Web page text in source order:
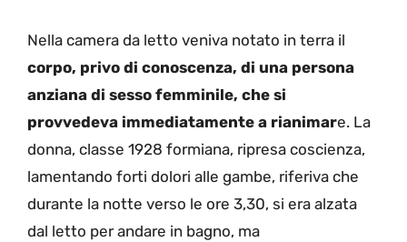
Nella camera da letto veniva notato in terra il
corpo, privo di conoscenza, di una persona
anziana di sesso femminile, che si
provvedeva immediatamente a rianimare. La
donna, classe 1928 formiana, ripresa coscienza,
lamentando forti dolori alle gambe, riferiva che
durante la notte verso le ore 3,30, si era alzata
dal letto per andare in bagno, ma